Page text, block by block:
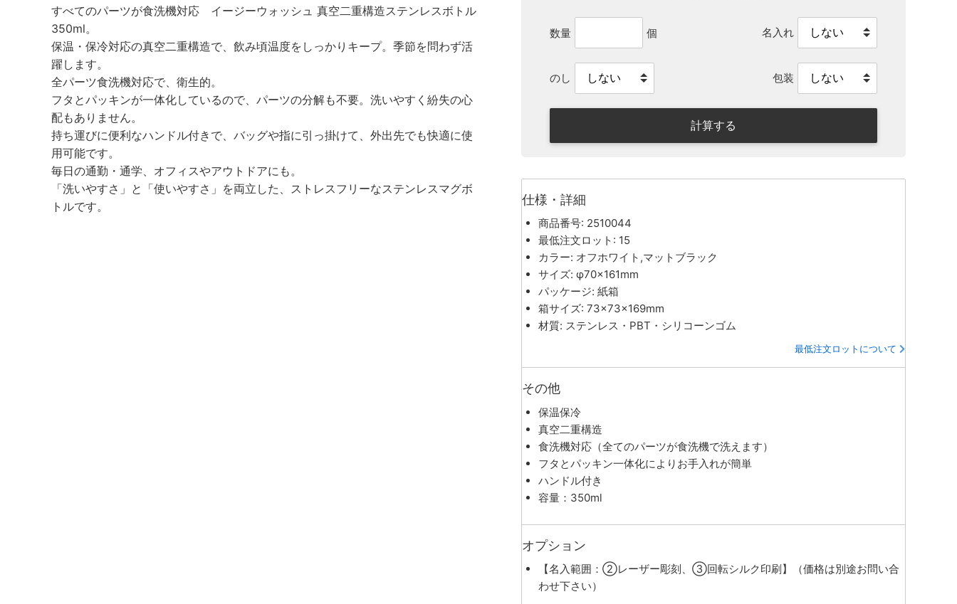
すべてのパーツが食洗機対応 イージーウォッシュ 真空二重構造ステンレスボトル
350ml。
保温・保冷対応の真空二重構造で、飲み頃温度をしっかりキープ。季節を問わず活
躍します。
全パーツ食洗機対応で、衛生的。
フタとパッキンが一体化しているので、パーツの分解も不要。洗いやすく紛失の心
配もありません。
持ち運びに便利なハンドル付きで、バッグや指に引っ掛けて、外出先でも快適に使
用可能です。
毎日の通勤・通学、オフィスやアウトドアにも。
「洗いやすさ」と「使いやすさ」を両立した、ストレスフリーなステンレスマグボ
トルです。
数量 個 名入れ
のし 包装
計算する
仕様・詳細
商品番号: 2510044
最低注文ロット: 15
カラー: オフホワイト,マットブラック
サイズ: φ70×161mm
パッケージ: 紙箱
箱サイズ: 73×73×169mm
材質: ステンレス・PBT・シリコーンゴム
最低注文ロットについて
その他
保温保冷
真空二重構造
食洗機対応（全てのパーツが食洗機で洗えます）
フタとパッキン一体化によりお手入れが簡単
ハンドル付き
容量：350ml
オプション
【名入範囲：②レーザー彫刻、③回転シルク印刷】（価格は別途お問い合
わせ下さい）